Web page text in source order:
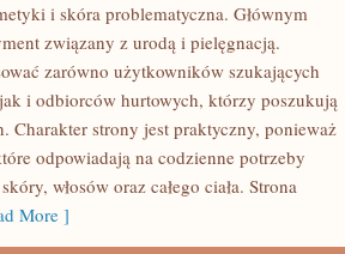
i skóra problematyczna. Głównym
związany z urodą i pielęgnacją.
zarówno użytkowników szukających
i odbiorców hurtowych, którzy poszukują
Charakter strony jest praktyczny, ponieważ
odpowiadają na codzienne potrzeby
włosów oraz całego ciała. Strona
More ]